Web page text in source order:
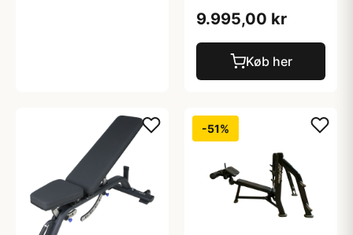
9.995,00 kr
Køb her
-51%